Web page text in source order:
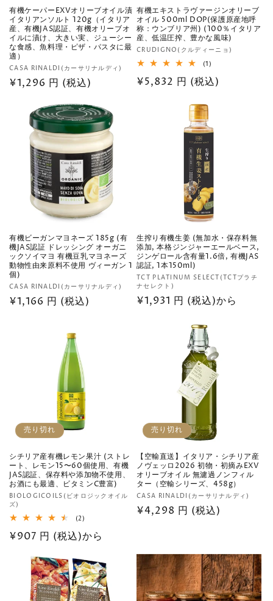
有機ケーパーEXVオリーブオイル漬
イタリアンソルト 120g（イタリア
産、有機JAS認証、有機オリーブオ
イルに漬け、大きい実、ジューシー
な食感、魚料理・ピザ・パスタに最
適）
販
売
CASA RINALDI(カーサリナルディ)
通
¥1,296 円 (税込)
有機エキストラヴァージンオリーブ
オイル 500ml DOP(保護原産地呼
称：ウンブリア州) (100％イタリア
産、低温圧搾、豊かな風味)
販
売
元:
CRUDIGNO(クルディーニョ)
(1)
ビ
ュ
計
通
¥5,832 円 (税込)
有機ビーガンマヨネーズ 185g (有
機JAS認証 ドレッシング オーガニ
ックソイマヨ 有機豆乳マヨネーズ
動物性由来原料不使用 ヴィーガン 1
個)
販
売
CASA RINALDI(カーサリナルディ)
通
¥1,166 円 (税込)
生搾り有機生姜 (無加水・保存料無
添加, 本格ジンジャーエールベース,
ジンゲロール含有量1.6倍, 有機JAS
認証, 1本150ml)
販
売
元:
TCT PLATINUM SELECT(TCTプラチ
ナセレクト)
通
¥1,931 円 (税込)から
売り切れ
シチリア産有機レモン果汁 (ストレ
ート、レモン15〜60個使用、有機
JAS認証、保存料や添加物不使用、
お酒にも最適、ビタミンC豊富)
販
売
元:
BIOLOGICOILS(ビオロジックオイル
ズ)
(2)
ビ
ュ
数
の
合
計
通
¥907 円 (税込)から
売り切れ
【空輸直送】イタリア・シチリア産
ノヴェッロ2026 初物・初摘みEXV
オリーブオイル 無濾過ノンフィル
ター（空輸シリーズ、458g）
販
売
CASA RINALDI(カーサリナルディ)
通
格
¥4,298 円 (税込)